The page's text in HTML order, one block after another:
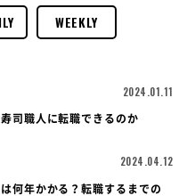
WEEKLY
2024.01.11
司職人に転職できるのか
2024.04.12
何年かかる？転職するまでの